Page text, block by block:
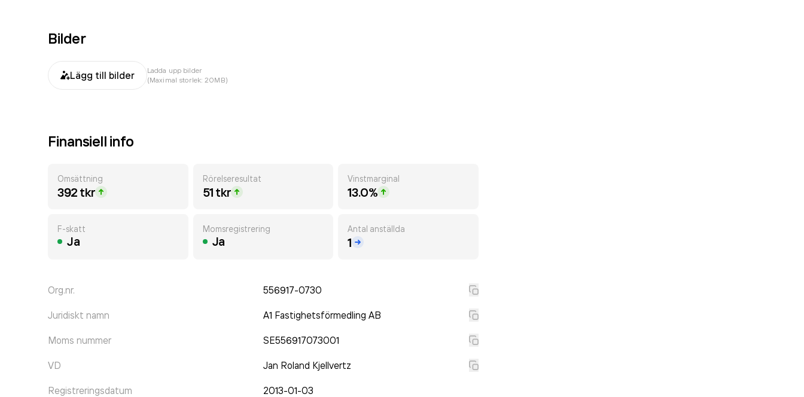
Bilder
Lägg till bilder
Ladda upp bilder
(Maximal storlek: 20MB)
Finansiell info
Omsättning
392 tkr
Rörelseresultat
51 tkr
Vinstmarginal
13.0%
F-skatt
Ja
Momsregistrering
Ja
Antal anställda
1
Org.nr. 556917-0730
Juridiskt namn A1 Fastighetsförmedling AB
Moms nummer SE556917073001
VD Jan Roland Kjellvertz
Registreringsdatum 2013-01-03